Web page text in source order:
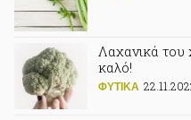
Λαχανικά
καλό!
ΦΥΤΙΚA